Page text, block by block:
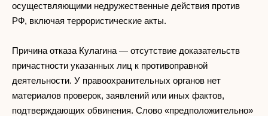
осуществляющими недружественные действия против
РФ, включая террористические акты.
Причина отказа Кулагина — отсутствие доказательств
причастности указанных лиц к противоправной
деятельности. У правоохранительных органов нет
материалов проверок, заявлений или иных фактов,
подтверждающих обвинения. Слово «предположительно»